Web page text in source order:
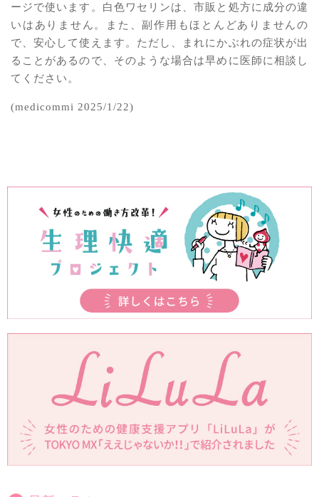
ージで使います。白色ワセリンは、市販と処方に成分の違
いはありません。また、副作用もほとんどありませんの
で、安心して使えます。ただし、まれにかぶれの症状が出
ることがあるので、そのような場合は早めに医師に相談し
てください。
(medicommi 2025/1/22)